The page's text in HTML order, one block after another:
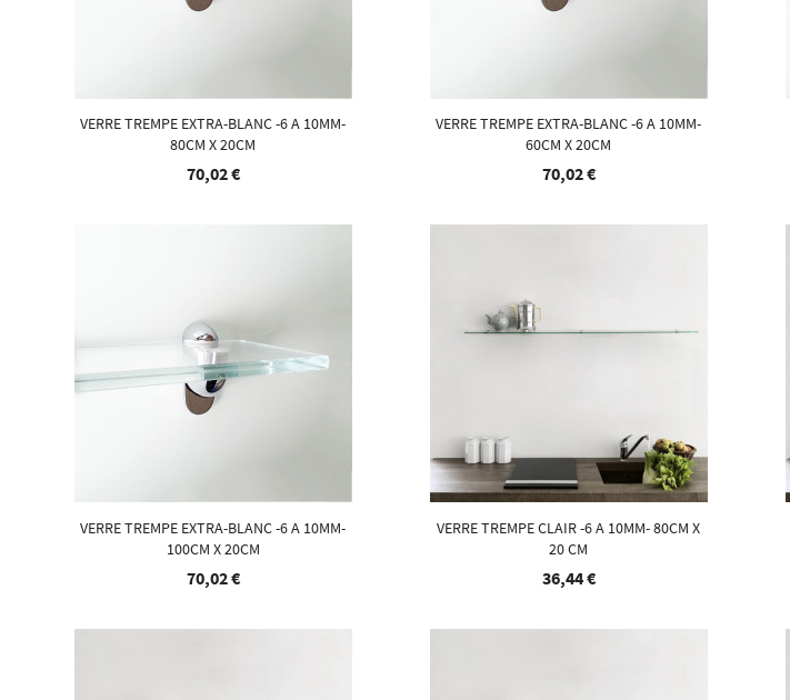
VERRE TREMPE EXTRA-BLANC -6 A 10MM-
80CM X 20CM
70,02 €
VERRE TREMPE EXTRA-BLANC -6 A 10MM-
60CM X 20CM
70,02 €
VERRE TREMPE EXTRA-BLANC -6 A 10MM-
100CM X 20CM
70,02 €
VERRE TREMPE CLAIR -6 A 10MM- 80CM X
20 CM
36,44 €